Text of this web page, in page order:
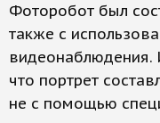
Фоторобот был
также с
видеонаблюдения.
что портрет
не с помощью